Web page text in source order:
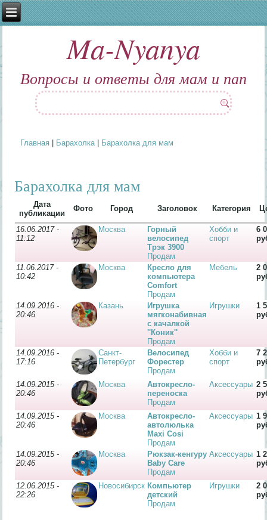
Ma-Nyanya
Вопросы и ответы для мам и пап
Вы здесь
Главная| Барахолка| Барахолка для мам
Барахолка для мам
Дата
публикации
Фото Город Заголовок Категория
16.06.2017 -
11:12
Москва
Горный
велосипед
Трэк 3900
Продам
Хобби и
спорт
6
11.06.2017 -
10:42
Москва
Кресло для
компьютера
Comfort
Продам
Мебель
2
14.09.2016 -
20:46
Казань
Игрушка
мягконабивная
с качалкой
''Коник''
Продам
Игрушки
1
14.09.2016 -
17:16
Санкт-
Петербург
Велосипед
Форестер
Продам
Хобби и
спорт
7
14.09.2015 -
20:46
Москва
Автокресло-
переноска
Продам
Аксессуары 2
14.09.2015 -
20:46
Москва
Автокресло-
автолюлька
Maxi Cosi
Продам
Аксессуары 1
14.09.2015 -
20:46
Москва
Рюкзак-кенгуру
Baby Care
Продам
Аксессуары 1
12.06.2015 -
22:26
Новосибирск Компьютер
детский
Продам
Игрушки
2